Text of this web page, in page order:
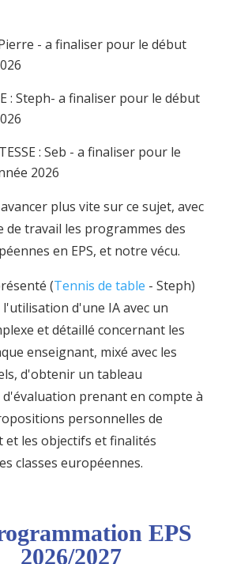
- a finaliser pour le début
: Steph- a finaliser pour le début
: Seb - a finaliser pour le
2026
plus vite sur ce sujet, avec
de travail les programmes des
en EPS, et notre vécu.
(Tennis de table - Steph)
d'une IA avec un
et détaillé concernant les
enseignant, mixé avec les
d'obtenir un tableau
prenant en compte à
personnelles de
et les objectifs et finalités
classes européennes.
EPS
2026/2027